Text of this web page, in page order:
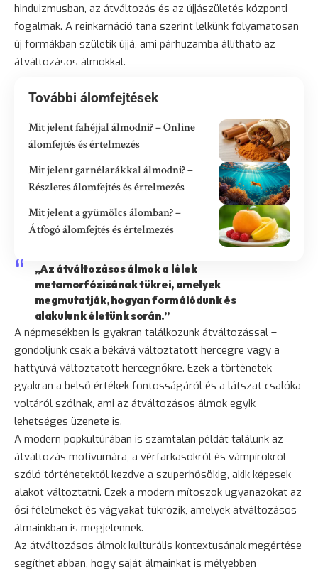
hinduizmusban, az átváltozás és az újjászületés központi
fogalmak. A reinkarnáció tana szerint lelkünk folyamatosan
új formákban születik újjá, ami párhuzamba állítható az
átváltozásos álmokkal.
További álomfejtések
Mit jelent fahéjjal álmodni? – Online
álomfejtés és értelmezés
Mit jelent garnélarákkal álmodni? –
Részletes álomfejtés és értelmezés
Mit jelent a gyümölcs álomban? –
Átfogó álomfejtés és értelmezés
„Az átváltozásos álmok a lélek
metamorfózisának tükrei, amelyek
megmutatják, hogyan formálódunk és
alakulunk életünk során.”
A népmesékben is gyakran találkozunk átváltozással –
gondoljunk csak a békává változtatott hercegre vagy a
hattyúvá változtatott hercegnőkre. Ezek a történetek
gyakran a belső értékek fontosságáról és a látszat csalóka
voltáról szólnak, ami az átváltozásos álmok egyik
lehetséges üzenete is.
A modern popkultúrában is számtalan példát találunk az
átváltozás motívumára, a vérfarkasokról és vámpírokról
szóló történetektől kezdve a szuperhősökig, akik képesek
alakot változtatni. Ezek a modern mítoszok ugyanazokat az
ősi félelmeket és vágyakat tükrözik, amelyek átváltozásos
álmainkban is megjelennek.
Az átváltozásos álmok kulturális kontextusának megértése
segíthet abban, hogy saját álmainkat is mélyebben